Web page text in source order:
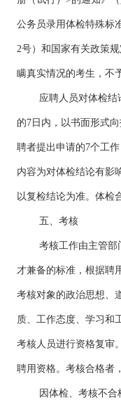
公务员录用体检特殊标
2号）和国家有关政策
瞒真实情况的考生，不
应聘人员对体检
的7日内，以书面形式
聘者提出申请的7个工
内容为对体检结论有影
以复检结论为准。体检
五、考核
考核工作由主管部
才兼备的标准，根据聘
考核对象的政治思想、
质、工作态度、学习和
考核人员进行资格复审
聘用资格。考核合格者
因体检、考核不